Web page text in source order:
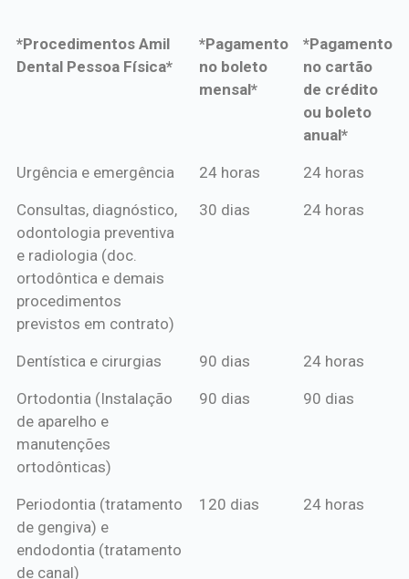
*Procedimentos Amil
Dental Pessoa Física*
*Pagamento
no boleto
mensal*
*Pagamento
no cartão
de crédito
ou boleto
anual*
*Procedimentos Amil
*Pagamento
mensal*
*Pagamento
de crédito
Urgência e emergência 24 horas 24 horas
Consultas, diagnóstico,
odontologia preventiva
e radiologia (doc.
ortodôntica e demais
procedimentos
previstos em contrato)
30 dias 24 horas
Dentística e cirurgias 90 dias 24 horas
Ortodontia (Instalação
de aparelho e
manutenções
ortodônticas)
90 dias 90 dias
Periodontia (tratamento
de gengiva) e
endodontia (tratamento
de canal)
120 dias 24 horas